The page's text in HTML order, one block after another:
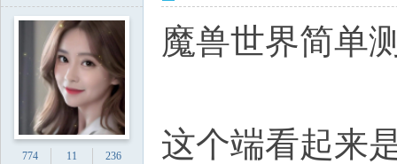
774
11
236
魔兽世界简单
这个端看起来